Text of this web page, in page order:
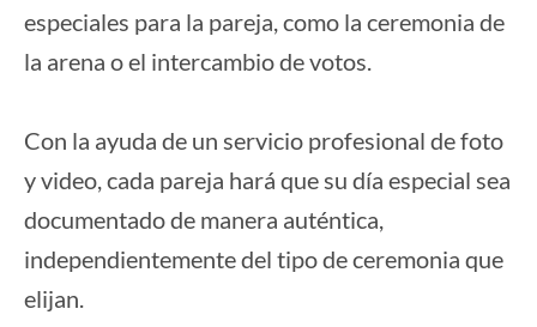
especiales para la pareja, como la ceremonia de
la arena o el intercambio de votos.
Con la ayuda de un servicio profesional de foto
y video, cada pareja hará que su día especial sea
documentado de manera auténtica,
independientemente del tipo de ceremonia que
elijan.